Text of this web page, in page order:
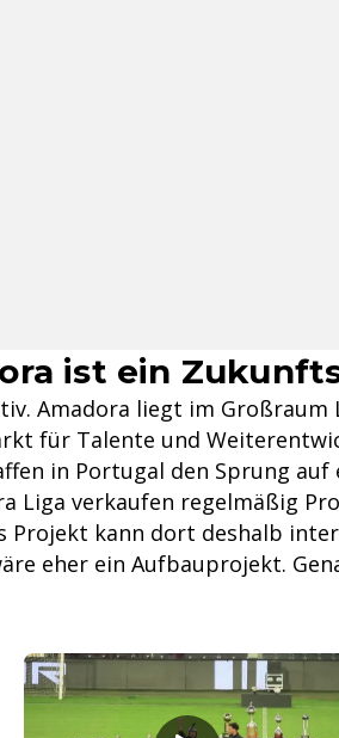
ist ein
Amadora liegt im Großraum
für Talente und
in Portugal den Sprung auf
Liga verkaufen regelmäßig
Projekt kann dort deshalb
eher ein Aufbauprojekt.